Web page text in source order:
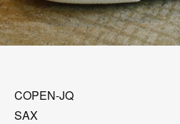
COPEN-JQ
SAX